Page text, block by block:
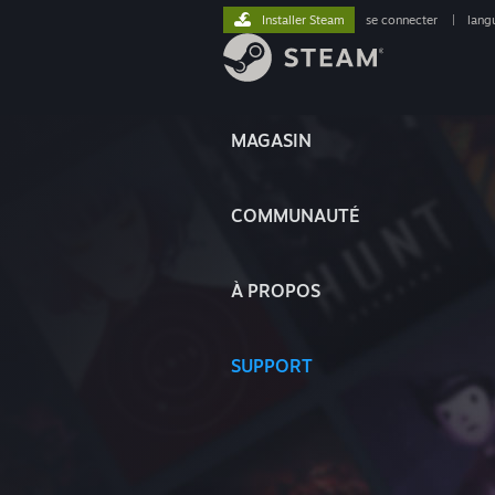
MAGASIN
COMMUNAUTÉ
À PROPOS
SUPPORT
Installer Steam se connecter